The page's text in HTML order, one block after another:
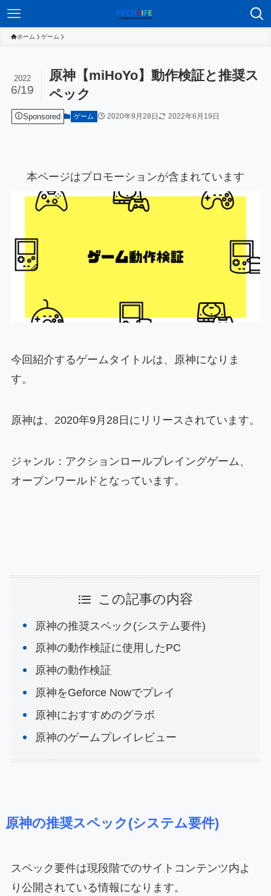
ホーム ゲーム
原神【miHoYo】動作検証と推奨ス
ペック
2022
6/19
Sponsored ゲーム 2020年9月28日 2022年6月19日
本ページはプロモーションが含まれています
今回紹介するゲームタイトルは、原神になりま
す。
原神は、2020年9月28日にリリースされています。
ジャンル：アクションロールプレイングゲーム、
オープンワールドとなっています。
この記事の内容
原神の推奨スペック(システム要件)
原神の動作検証に使用したPC
原神の動作検証
原神をGeforce Nowでプレイ
原神におすすめのグラボ
原神のゲームプレイレビュー
原神の推奨スペック(システム要件)
スペック要件は現段階でのサイトコンテンツ内よ
り公開されている情報になります。